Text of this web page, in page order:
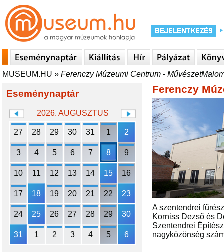
MUSEUM.HU » Ferenczy Múzeumi Centrum -
Eseménynaptár
2026. AUGUSZTUS
27 28 29 30 31 1 2
3 4 5 6 7 8 9
10 11 12 13 14 15 16
17 18 19 20 21 22 23
24 25 26 27 28 29 30
31 1 2 3 4 5 6
Ferenczy
A szentendrei
Korniss Dezső és
Szentendrei
nagyközönség